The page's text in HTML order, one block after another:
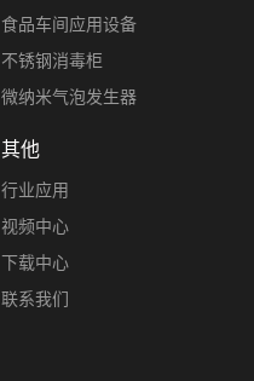
食品车间应用设备
不锈钢消毒柜
微纳米气泡发生器
其他
行业应用
视频中心
下载中心
联系我们